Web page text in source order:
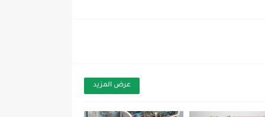
عرض المزيد